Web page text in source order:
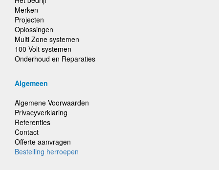
Merken
Projecten
Oplossingen
Multi Zone systemen
100 Volt systemen
Onderhoud en Reparaties
Algemeen
Algemene Voorwaarden
Privacyverklaring
Referenties
Contact
Offerte aanvragen
Bestelling herroepen